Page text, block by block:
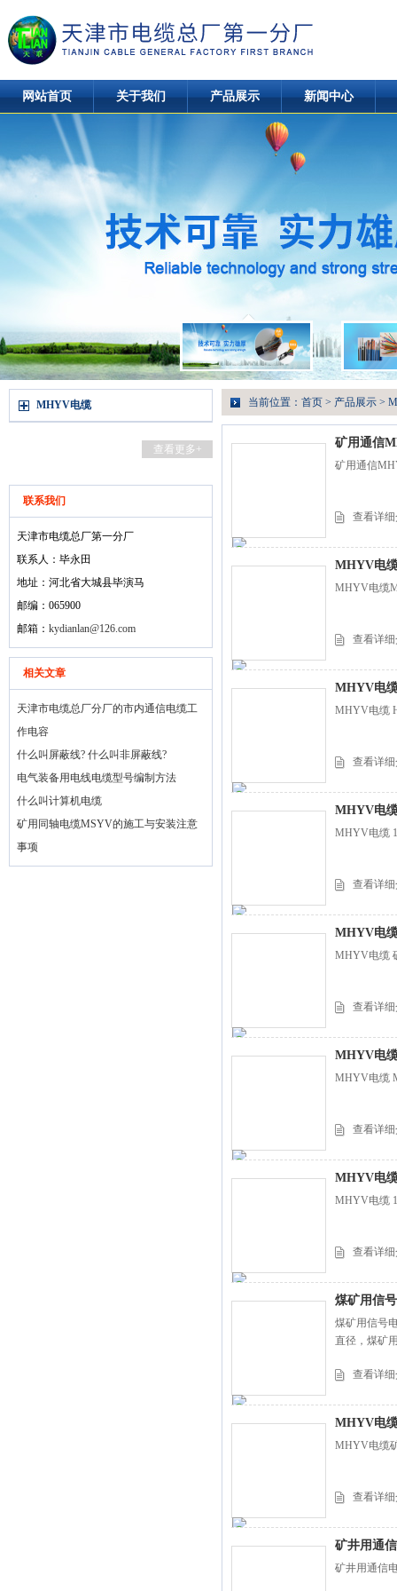
网站首页 关于我们 产品展示 新闻中心
MHYV电缆
查看更多+
联系我们
天津市电缆总厂第一分厂
联系人：毕永田
地址：河北省大城县毕演马
邮编：065900
邮箱： kydianlan@126.com
相关文章
天津市电缆总厂分厂的市内通信电缆工
作电容
什么叫屏蔽线? 什么叫非屏蔽线?
电气装备用电线电缆型号编制方法
什么叫计算机电缆
矿用同轴电缆MSYV的施工与安装注意
事项
当前位置： 首页 > 产品展示 >
矿用通信
矿用通信
查看详
MHYV电
MHYV电缆
查看详
MHYV电
MHYV电缆
查看详
MHYV电
MHYV电缆
查看详
MHYV电
MHYV电缆
查看详
MHYV电
MHYV电缆
查看详
MHYV电
MHYV电缆
查看详
煤矿用信
煤矿用信号
直径，煤矿
查看详
MHYV电
MHYV电缆
查看详
矿井用通
矿井用通信